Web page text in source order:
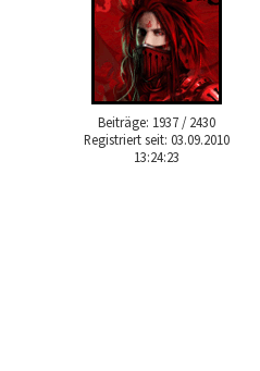
Beiträge: 1937 / 2430
Registriert seit: 03.09.2010
13:24:23